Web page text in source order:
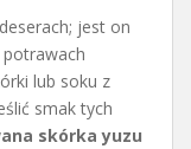
jest on
lub soku z
smak tych
skórka yuzu